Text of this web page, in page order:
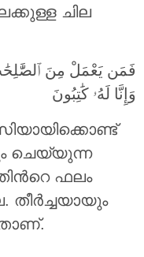
ചില
فَمَن يَعْمَلْ مِنَ
وَإِنَّا لَهُۥ كَٰتِبُونَ
ചെയ്യുന്ന
ഫലം
തീര്‍ച്ചയായും